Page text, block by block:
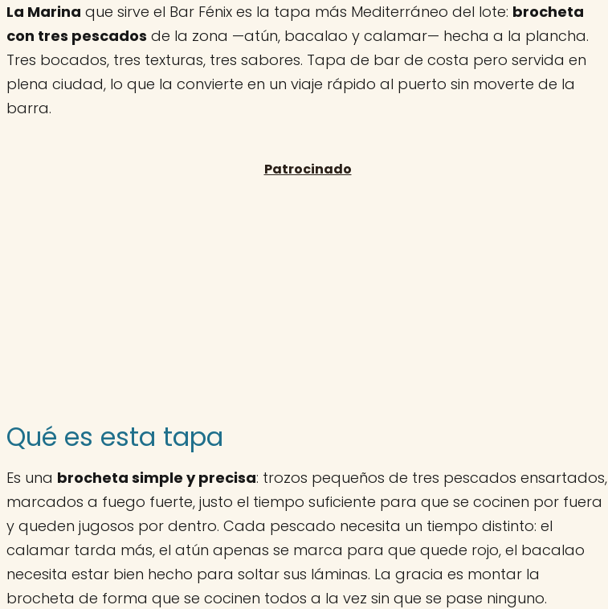
La Marina que sirve el Bar Fénix es la tapa más Mediterráneo del lote: brocheta
con tres pescados de la zona —atún, bacalao y calamar— hecha a la plancha.
Tres bocados, tres texturas, tres sabores. Tapa de bar de costa pero servida en
plena ciudad, lo que la convierte en un viaje rápido al puerto sin moverte de la
barra.
Qué es esta tapa
Es una brocheta simple y precisa: trozos pequeños de tres pescados ensartados,
marcados a fuego fuerte, justo el tiempo suficiente para que se cocinen por fuera
y queden jugosos por dentro. Cada pescado necesita un tiempo distinto: el
calamar tarda más, el atún apenas se marca para que quede rojo, el bacalao
necesita estar bien hecho para soltar sus láminas. La gracia es montar la
brocheta de forma que se cocinen todos a la vez sin que se pase ninguno.